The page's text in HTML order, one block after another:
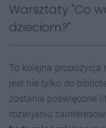
Warsztaty "Co
dzieciom?"
To kolejna propozycja
jest nie tylko do
zostanie poświęcone
rozwijaniu